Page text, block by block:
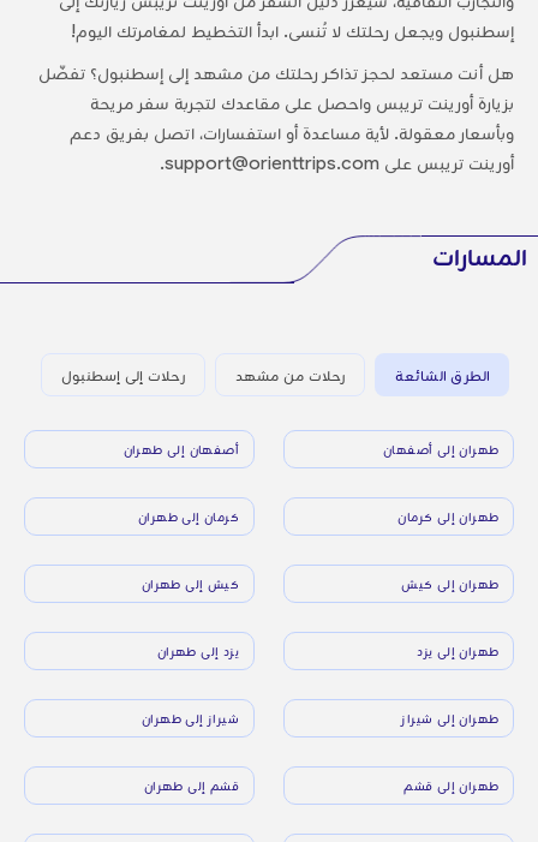
إسطنبول ويجعل رحلتك لا تُنسى. ابدأ التخطيط لمغامرتك اليوم!
هل أنت مستعد لحجز تذاكر رحلتك من مشهد إلى إسطنبول؟ تفضّل
بزيارة أورينت تريبس واحصل على مقاعدك لتجربة سفر مريحة
وبأسعار معقولة. لأية مساعدة أو استفسارات، اتصل بفريق دعم
أورينت تريبس على support@orienttrips.com.
المسارات
الطرق الشائعة رحلات من مشهد رحلات إلى إسطنبول
طهران إلى أصفهان أصفهان إلى طهران
طهران إلى كرمان كرمان إلى طهران
طهران إلى كيش كيش إلى طهران
طهران إلى يزد يزد إلى طهران
طهران إلى شيراز شيراز إلى طهران
طهران إلى قشم قشم إلى طهران